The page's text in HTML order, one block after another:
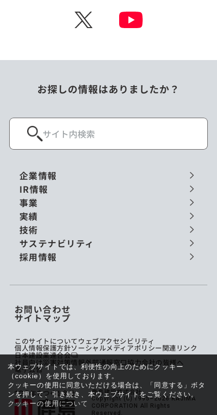
本ウェブサイトでは、利便性の向上のためにクッキー
（cookie）を使用しております。
クッキーの使用に同意いただける場合は、「同意する」ボタ
ンを押して、引き続き、本ウェブサイトをご覧ください。
クッキーの使用について
X
お探しの情報はありましたか？
企業情報
IR情報
事業
実績
技術
サステナビリティ
採用情報
お問い合わせ
サイトマップ
このサイトについてウェブアクセシビリティ
個人情報保護方針ソーシャルメディアポリシー関連リンク
日本建設業連合会
社員向け災害対策情報外部通報窓口 協力会社の皆様へ
電子公告
鹿島建設株式会社
Copyright (C) 1995–2026 KAJIMA
CORPORATION All Rights
Reserved.